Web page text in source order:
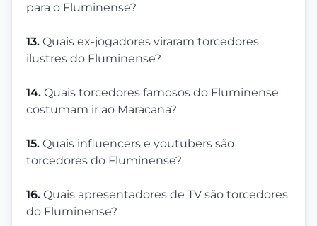
para o Fluminense?
13. Quais ex-jogadores viraram torcedores
ilustres do Fluminense?
14. Quais torcedores famosos do Fluminense
costumam ir ao Maracana?
15. Quais influencers e youtubers são
torcedores do Fluminense?
16. Quais apresentadores de TV são torcedores
do Fluminense?